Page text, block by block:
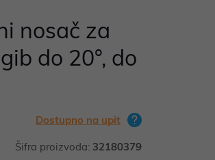
nosač za
do 20°, do
Dostupno na upit
Šifra proizvoda: 32180379